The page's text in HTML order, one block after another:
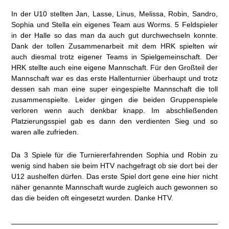
In der U10 stellten Jan, Lasse, Linus, Melissa, Robin, Sandro,
Sophia und Stella ein eigenes Team aus Worms. 5 Feldspieler
in der Halle so das man da auch gut durchwechseln konnte.
Dank der tollen Zusammenarbeit mit dem HRK spielten wir
auch diesmal trotz eigener Teams in Spielgemeinschaft. Der
HRK stellte auch eine eigene Mannschaft. Für den Großteil der
Mannschaft war es das erste Hallenturnier überhaupt und trotz
dessen sah man eine super eingespielte Mannschaft die toll
zusammenspielte. Leider gingen die beiden Gruppenspiele
verloren wenn auch denkbar knapp. Im abschließenden
Platzierungsspiel gab es dann den verdienten Sieg und so
waren alle zufrieden.
Da 3 Spiele für die Turniererfahrenden Sophia und Robin zu
wenig sind haben sie beim HTV nachgefragt ob sie dort bei der
U12 aushelfen dürfen. Das erste Spiel dort gene eine hier nicht
näher genannte Mannschaft wurde zugleich auch gewonnen so
das die beiden oft eingesetzt wurden. Danke HTV.